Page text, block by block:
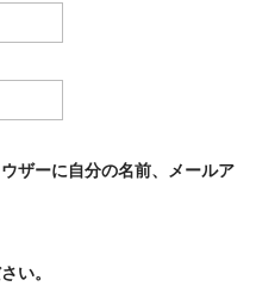
ザーに自分の名前、メールア
い。